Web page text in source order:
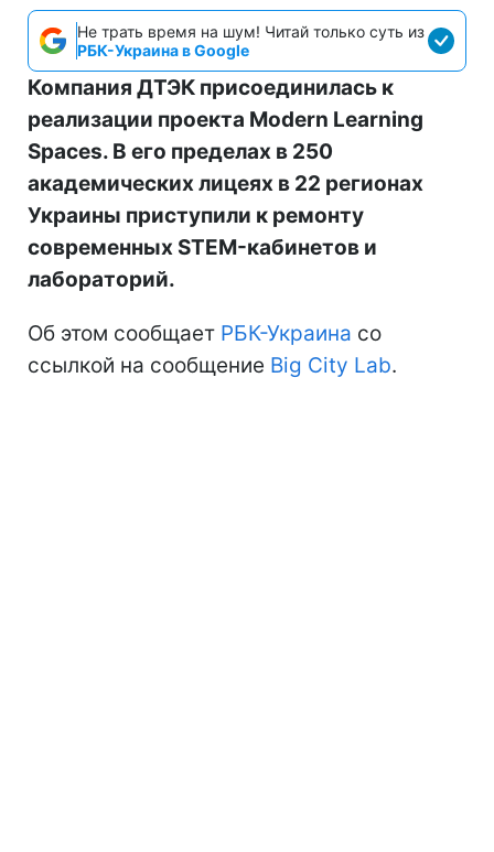
Не трать время на шум! Читай только суть из
РБК-Украина в Google
Компания ДТЭК присоединилась к
реализации проекта Modern Learning
Spaces. В его пределах в 250
академических лицеях в 22 регионах
Украины приступили к ремонту
современных STEM-кабинетов и
лабораторий.
Об этом сообщает РБК-Украина со
ссылкой на сообщение Big City Lab.